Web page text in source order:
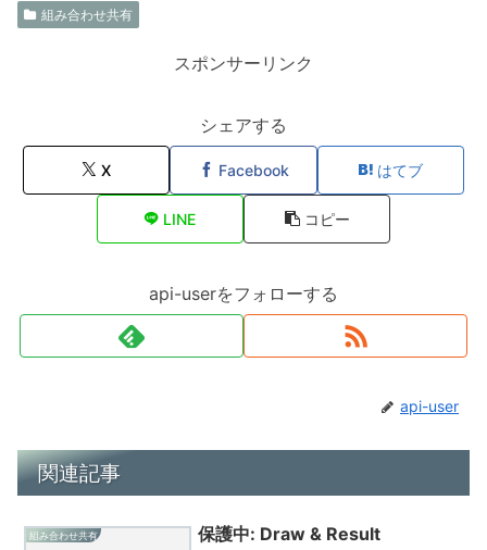
組み合わせ共有
スポンサーリンク
シェアする
X Facebook はてブ
LINE コピー
api-userをフォローする
api-user
関連記事
組み合わせ共有 保護中: Draw & Result